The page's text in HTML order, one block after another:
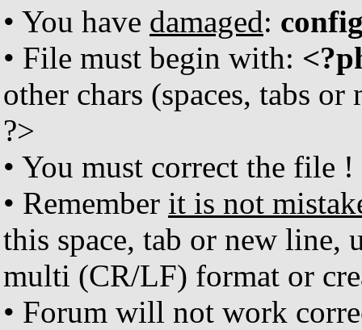
• You have damaged:
• File must begin with:
other chars (spaces, tabs
?>
• You must correct the file !
• Remember it is not
this space, tab or new line,
multi (CR/LF) format or
• Forum will not work